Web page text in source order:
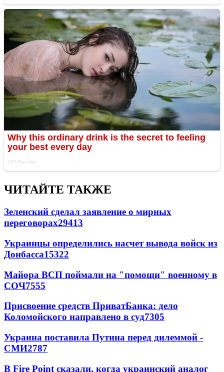
ЧИТАЙТЕ ТАКЖЕ
Зеленский сделал заявление о мирных
переговорах29413
Украинцы определились насчет вывода войск из
Донбасса15322
Майора ВСП поймали на "помощи" военному в
СОЧ7555
Присвоение средств ПриватБанка: дело
Коломойского направлено в суд7305
Украина поставила Путина перед дилеммой -
СМИ2787
В Fire Point сказали, когда украинский аналог